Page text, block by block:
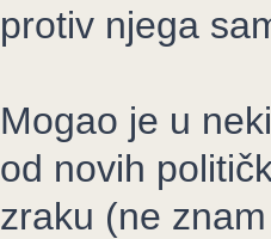
protiv njega
Mogao je u
od novih
zraku (ne